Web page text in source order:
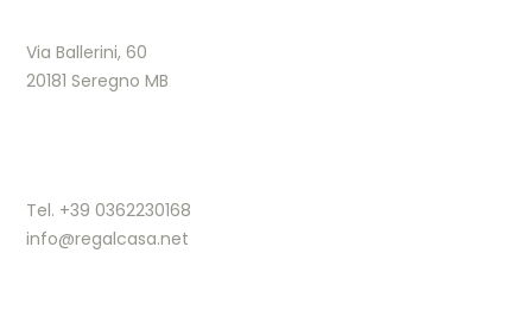
Via Ballerini, 60
20181 Seregno MB
Tel. +39 0362230168
info@regalcasa.net